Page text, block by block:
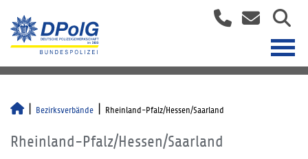
Bezirksverbände Rheinland-Pfalz/Hessen/Saarland
Rheinland-Pfalz/Hessen/Saarland